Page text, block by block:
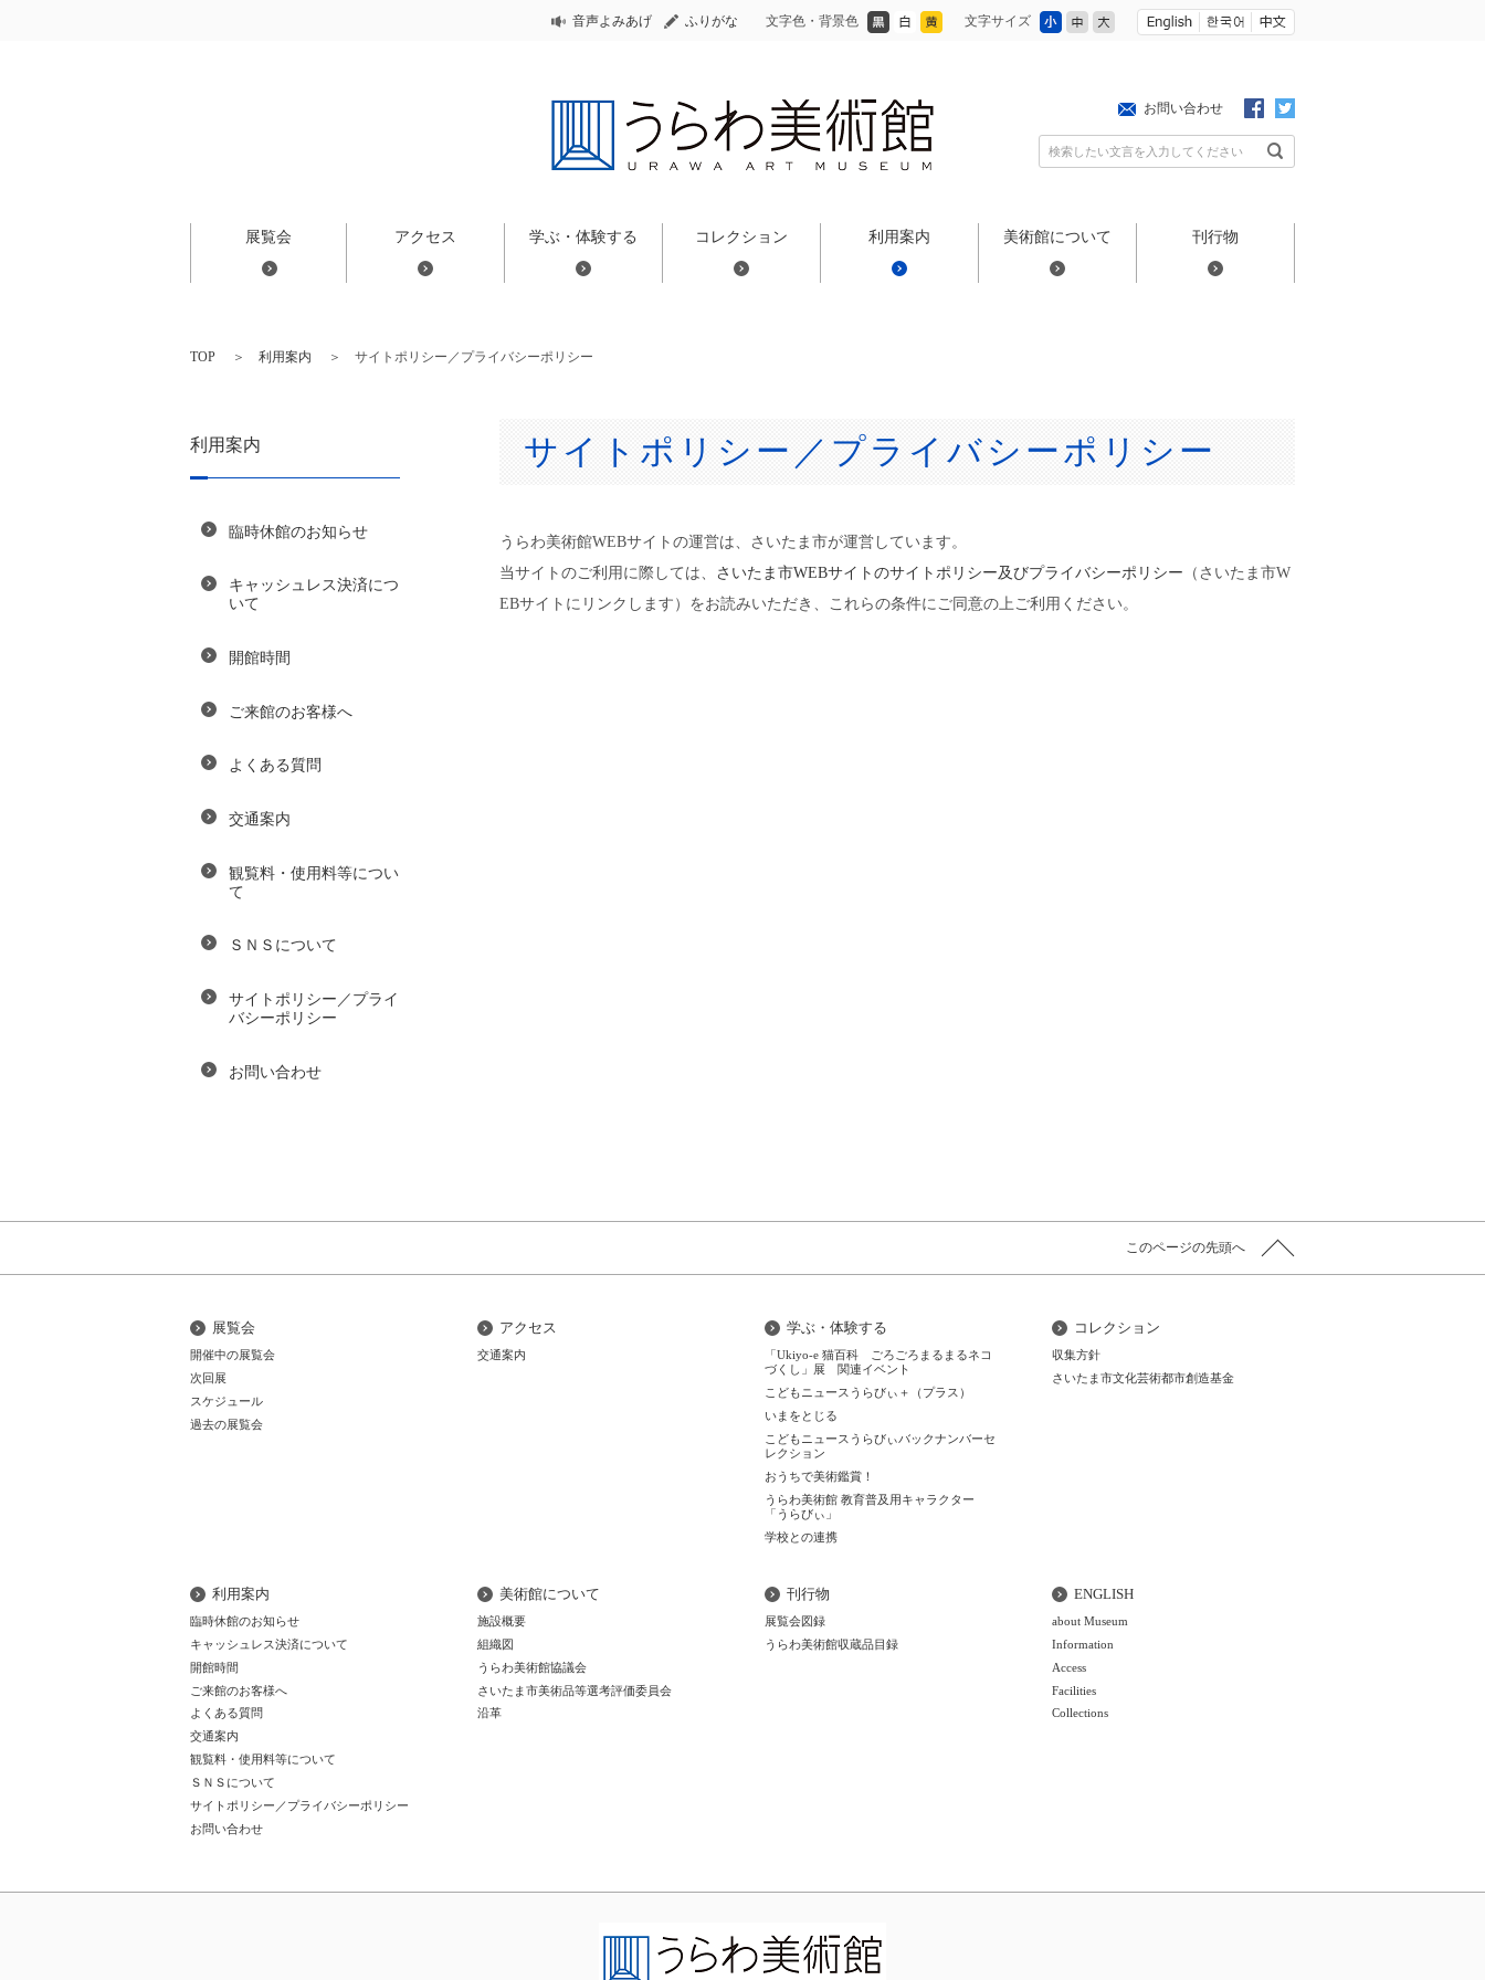
音声よみあげ ふりがな 文字色・背景色 文字サイズ 小 中 大
お問い合わせ
検索したい文言を入力してください
展覧会 アクセス 学ぶ・体験する コレクション 利用案内 美術館について 刊行物
TOP 利用案内 サイトポリシー／プライバシーポリシー
サイトポリシー／プライバシーポリシー
うらわ美術館WEBサイトの運営は、さいたま市が運営しています。
当サイトのご利用に際しては、 さいたま市WEBサイトのサイトポリシー及びプライバシーポリシー （さいたま市W
EBサイトにリンクします）をお読みいただき、これらの条件にご同意の上ご利用ください。
利用案内
臨時休館のお知らせ
キャッシュレス決済につ
いて
開館時間
ご来館のお客様へ
よくある質問
交通案内
観覧料・使用料等につい
て
ＳＮＳについて
サイトポリシー／プライ
バシーポリシー
お問い合わせ
このページの先頭へ
展覧会
開催中の展覧会
次回展
スケジュール
過去の展覧会
アクセス
交通案内
学ぶ・体験する
「Ukiyo-e 猫百科 ごろごろまるまるネコ
づくし」展 関連イベント
こどもニュースうらびぃ＋（プラス）
いまをとじる
こどもニュースうらびぃバックナンバーセ
レクション
おうちで美術鑑賞！
うらわ美術館 教育普及用キャラクター
「うらびぃ」
学校との連携
コレクション
収集方針
さいたま市文化芸術都市創造基金
利用案内
臨時休館のお知らせ
キャッシュレス決済について
開館時間
ご来館のお客様へ
よくある質問
交通案内
観覧料・使用料等について
ＳＮＳについて
サイトポリシー／プライバシーポリシー
お問い合わせ
美術館について
施設概要
組織図
うらわ美術館協議会
さいたま市美術品等選考評価委員会
沿革
刊行物
展覧会図録
うらわ美術館収蔵品目録
ENGLISH
about Museum
Information
Access
Facilities
Collections